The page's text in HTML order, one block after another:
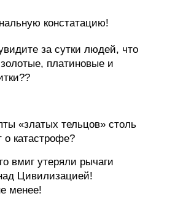
констатацию!
за сутки людей, что
платиновые и
«златых тельцов» столь
о катастрофе?
вмиг утеряли рычаги
Цивилизацией!
менее!